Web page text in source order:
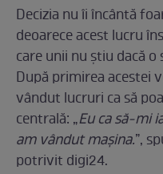
Decizia nu îi încântă
deoarece acest lucru
care unii nu știu dacă o
După primirea acestei
vândut lucruri ca să
centrală: „Eu ca să-mi
am vândut mașina.”,
potrivit digi24.